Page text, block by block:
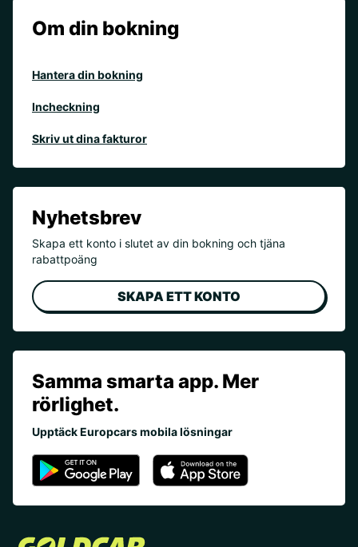
Om din bokning
Hantera din bokning
Incheckning
Skriv ut dina fakturor
Nyhetsbrev
Skapa ett konto i slutet av din bokning och tjäna
rabattpoäng
SKAPA ETT KONTO
Samma smarta app. Mer
rörlighet.
Upptäck Europcars mobila lösningar